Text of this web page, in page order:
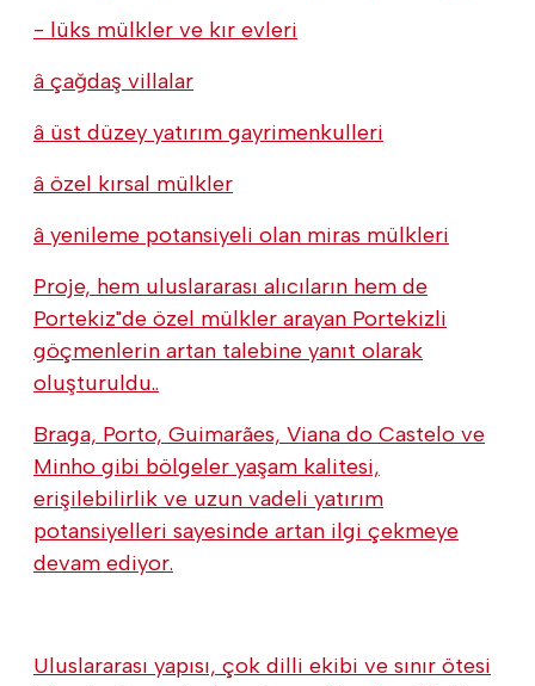
- lüks mülkler ve kır evleri
â çağdaş villalar
â üst düzey yatırım gayrimenkulleri
â özel kırsal mülkler
â yenileme potansiyeli olan miras mülkleri
Proje, hem uluslararası alıcıların hem de
Portekiz"de özel mülkler arayan Portekizli
göçmenlerin artan talebine yanıt olarak
oluşturuldu..
Braga, Porto, Guimarães, Viana do Castelo ve
Minho gibi bölgeler yaşam kalitesi,
erişilebilirlik ve uzun vadeli yatırım
potansiyelleri sayesinde artan ilgi çekmeye
devam ediyor.
Uluslararası yapısı, çok dilli ekibi ve sınır ötesi